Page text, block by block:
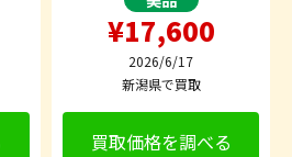
¥17,600
2026/6/17
新潟県で買取
買取価格を調べる